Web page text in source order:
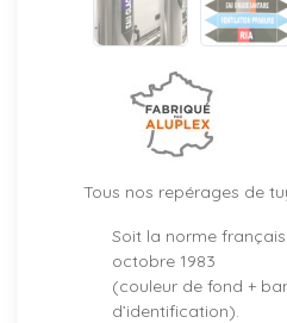
Tous nos repérages de
Soit la norme
octobre 1983
(couleur de fond +
d’identification).